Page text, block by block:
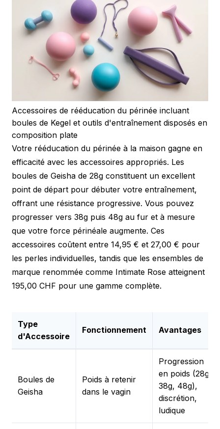
Accessoires de rééducation du périnée incluant
boules de Kegel et outils d'entraînement disposés en
composition plate
Votre rééducation du périnée à la maison gagne en
efficacité avec les accessoires appropriés. Les
boules de Geisha de 28g constituent un excellent
point de départ pour débuter votre entraînement,
offrant une résistance progressive. Vous pouvez
progresser vers 38g puis 48g au fur et à mesure
que votre force périnéale augmente. Ces
accessoires coûtent entre 14,95 € et 27,00 € pour
les perles individuelles, tandis que les ensembles de
marque renommée comme Intimate Rose atteignent
195,00 CHF pour une gamme complète.
Type
d'Accessoire
Fonctionnement Avantages
Boules de
Geisha
Poids à retenir
dans le vagin
Progression
en poids (28g,
38g, 48g),
discrétion,
ludique